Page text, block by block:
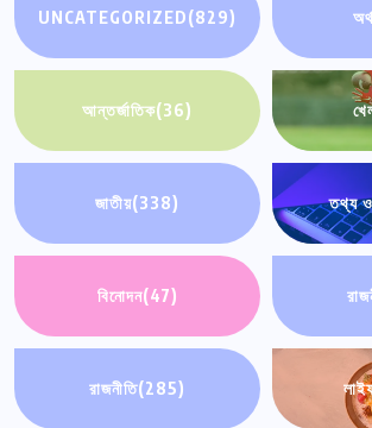
UNCATEGORIZED(829)
আন্তর্জাতিক(36)
জাতীয়(338) তথ্য
বিনোদন(47)
রাজনীতি(285)